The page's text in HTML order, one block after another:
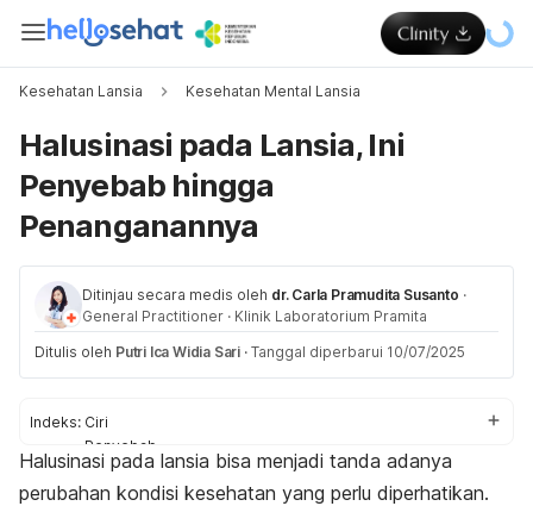
Kesehatan Lansia Kesehatan Mental Lansia
Halusinasi pada Lansia, Ini
Penyebab hingga
Penanganannya
Ditinjau secara medis oleh dr. Carla Pramudita Susanto ·
General Practitioner · Klinik Laboratorium Pramita
Ditulis oleh Putri Ica Widia Sari · Tanggal diperbarui 10/07/2025
Indeks: Ciri
Penyebab
Cara mengatasi
Halusinasi pada lansia bisa menjadi tanda adanya
perubahan kondisi kesehatan yang perlu diperhatikan.